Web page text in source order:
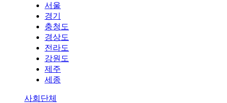
서울
경기
충청도
경상도
전라도
강원도
제주
세종
사회단체